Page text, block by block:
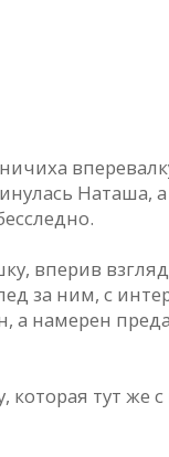
Наташа,
вперив
за ним, с
а намерен
тут же